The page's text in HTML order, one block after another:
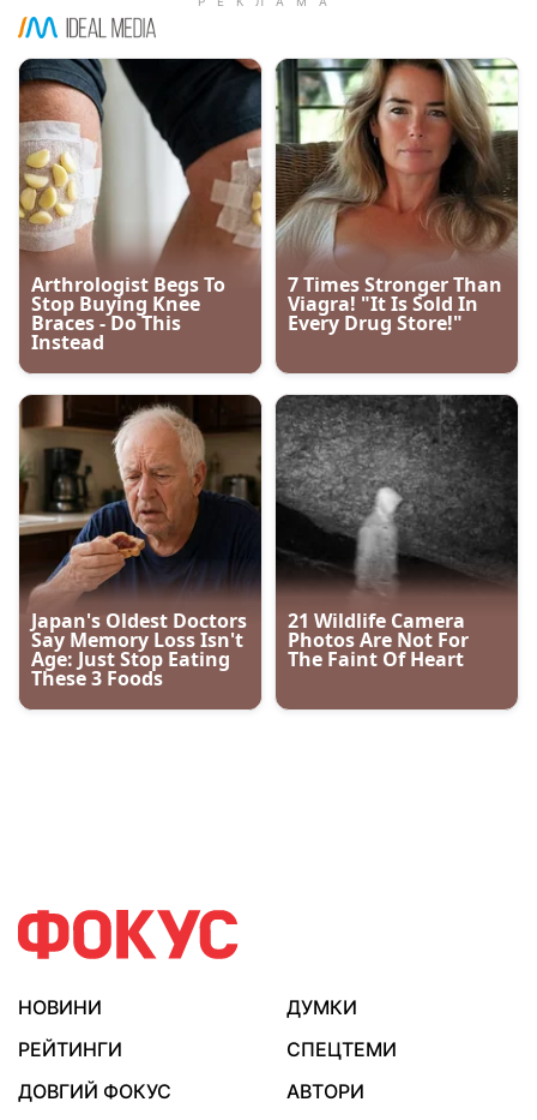
НОВИНИ
ДУМКИ
РЕЙТИНГИ
СПЕЦТЕМИ
ДОВГИЙ ФОКУС
АВТОРИ